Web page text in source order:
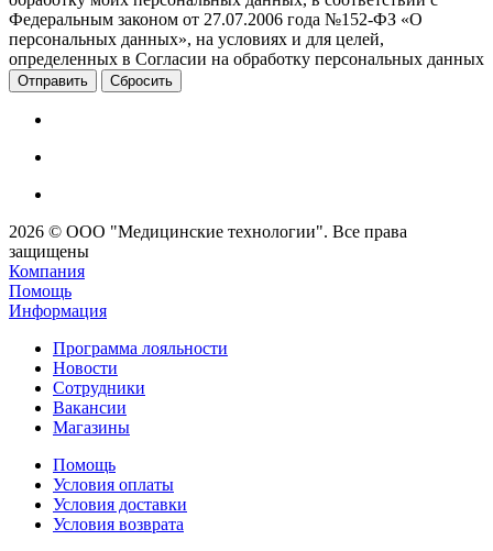
Федеральным законом от 27.07.2006 года №152-ФЗ «О
персональных данных», на условиях и для целей,
определенных в Согласии на обработку персональных данных
Сбросить
2026 © ООО "Медицинские технологии". Все права
защищены
Компания
Помощь
Информация
Программа лояльности
Новости
Сотрудники
Вакансии
Магазины
Помощь
Условия оплаты
Условия доставки
Условия возврата